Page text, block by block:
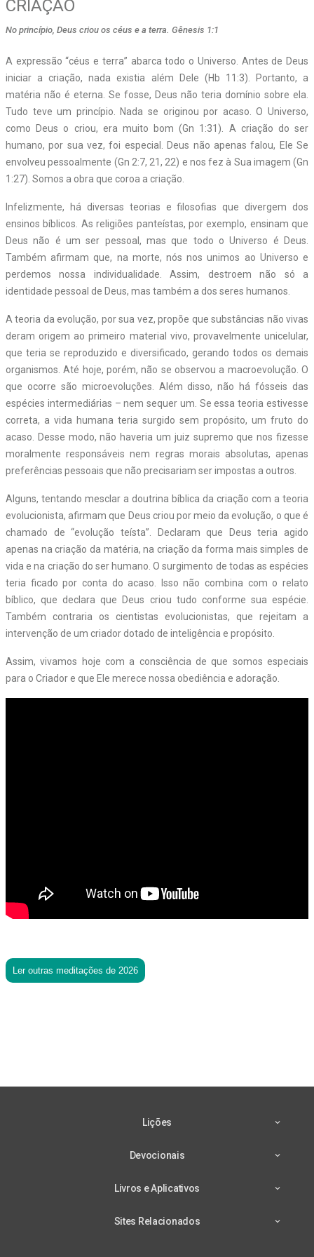
CRIAÇÃO
No princípio, Deus criou os céus e a terra. Gênesis 1:1
A expressão “céus e terra” abarca todo o Universo. Antes de Deus
iniciar a criação, nada existia além Dele (Hb 11:3). Portanto, a
matéria não é eterna. Se fosse, Deus não teria domínio sobre ela.
Tudo teve um princípio. Nada se originou por acaso. O Universo,
como Deus o criou, era muito bom (Gn 1:31). A criação do ser
humano, por sua vez, foi especial. Deus não apenas falou, Ele Se
envolveu pessoalmente (Gn 2:7, 21, 22) e nos fez à Sua imagem (Gn
1:27). Somos a obra que coroa a criação.
Infelizmente, há diversas teorias e filosofias que divergem dos
ensinos bíblicos. As religiões panteístas, por exemplo, ensinam que
Deus não é um ser pessoal, mas que todo o Universo é Deus.
Também afirmam que, na morte, nós nos unimos ao Universo e
perdemos nossa individualidade. Assim, destroem não só a
identidade pessoal de Deus, mas também a dos seres humanos.
A teoria da evolução, por sua vez, propõe que substâncias não vivas
deram origem ao primeiro material vivo, provavelmente unicelular,
que teria se reproduzido e diversificado, gerando todos os demais
organismos. Até hoje, porém, não se observou a macroevolução. O
que ocorre são microevoluções. Além disso, não há fósseis das
espécies intermediárias – nem sequer um. Se essa teoria estivesse
correta, a vida humana teria surgido sem propósito, um fruto do
acaso. Desse modo, não haveria um juiz supremo que nos fizesse
moralmente responsáveis nem regras morais absolutas, apenas
preferências pessoais que não precisariam ser impostas a outros.
Alguns, tentando mesclar a doutrina bíblica da criação com a teoria
evolucionista, afirmam que Deus criou por meio da evolução, o que é
chamado de “evolução teísta”. Declaram que Deus teria agido
apenas na criação da matéria, na criação da forma mais simples de
vida e na criação do ser humano. O surgimento de todas as espécies
teria ficado por conta do acaso. Isso não combina com o relato
bíblico, que declara que Deus criou tudo conforme sua espécie.
Também contraria os cientistas evolucionistas, que rejeitam a
intervenção de um criador dotado de inteligência e propósito.
Assim, vivamos hoje com a consciência de que somos especiais
para o Criador e que Ele merece nossa obediência e adoração.
Ler outras meditações de 2026
Lições
Devocionais
Livros e Aplicativos
Sites Relacionados